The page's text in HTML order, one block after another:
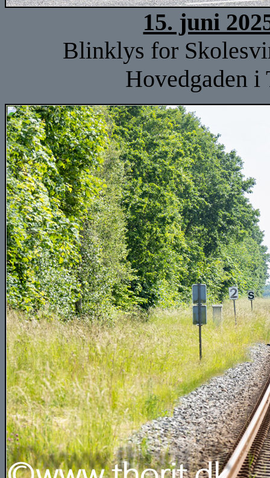
15. juni
Blinklys for
Hovedgaden i